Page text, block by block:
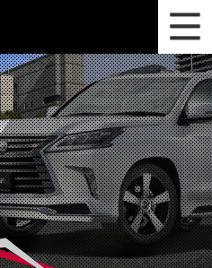
ニュース
ホイールラインナップ
関連製品
フォトギャラリー
カタログ請求